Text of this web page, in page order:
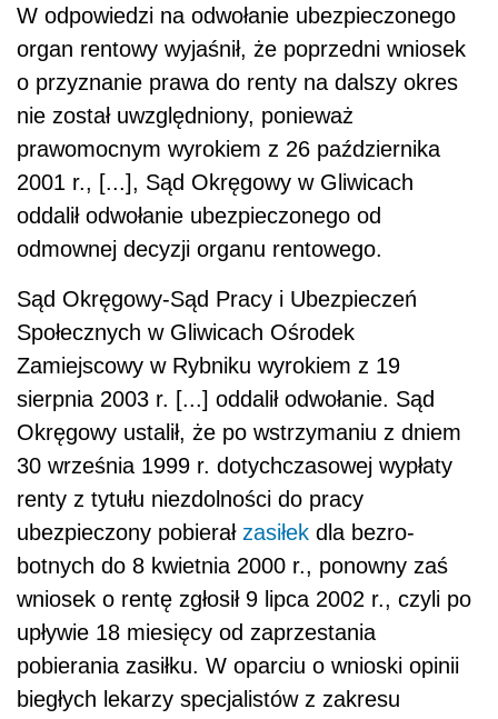
W odpowiedzi na odwołanie ubezpieczonego
organ rentowy wyjaśnił, że po­przedni wniosek
o przyznanie prawa do renty na dalszy okres
nie został uwzględniony, ponieważ
prawomocnym wyrokiem z 26 października
2001 r., [...], Sąd Okręgowy w Gliwicach
oddalił odwołanie ubezpieczonego od
odmownej decyzji organu rento­wego.
Sąd Okręgowy-Sąd Pracy i Ubezpieczeń
Społecznych w Gliwicach Ośrodek
Zamiejscowy w Rybniku wyrokiem z 19
sierpnia 2003 r. [...] oddalił odwołanie. Sąd
Okręgowy ustalił, że po wstrzymaniu z dniem
30 września 1999 r. dotychczasowej wypłaty
renty z tytułu niezdolności do pracy
ubezpieczony pobierał zasiłek dla bezro­
botnych do 8 kwietnia 2000 r., ponowny zaś
wniosek o rentę zgłosił 9 lipca 2002 r., czyli po
upływie 18 miesięcy od zaprzestania
pobierania zasiłku. W oparciu o wnioski opinii
biegłych lekarzy specjalistów z zakresu